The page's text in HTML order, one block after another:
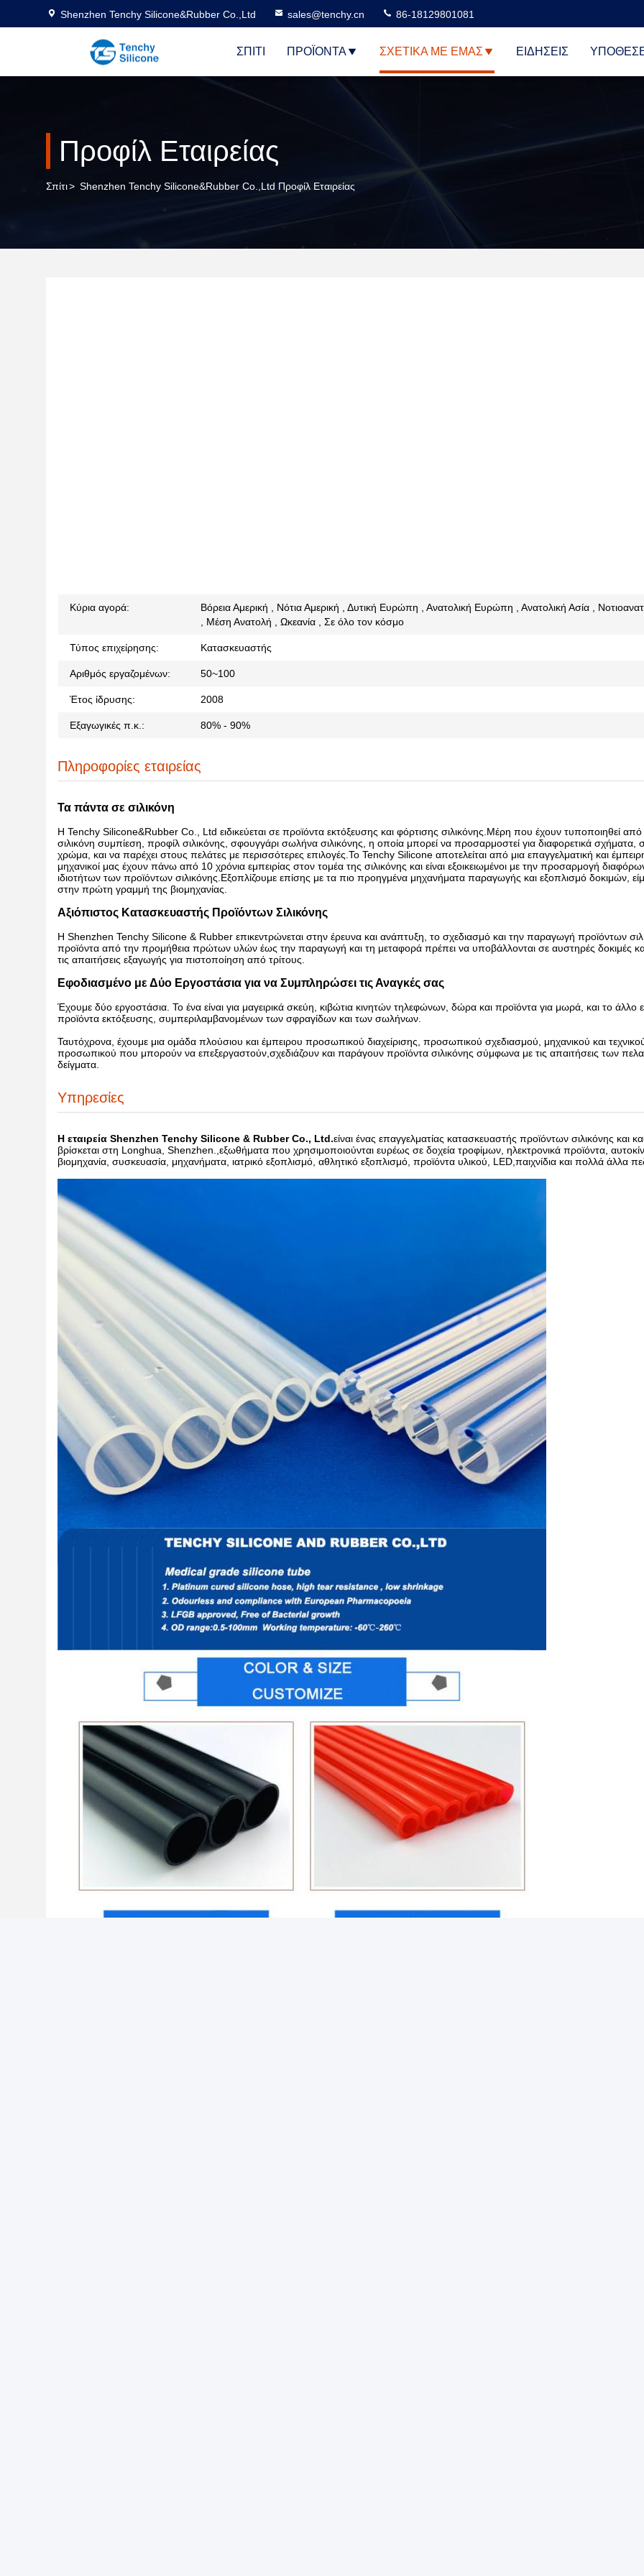
Shenzhen Tenchy Silicone&Rubber Co.,Ltd sales@tenchy.cn 86-18129801081
ΣΠΊΤΙ ΠΡΟΪΌΝΤΑ ΣΧΕΤΙΚΆ ΜΕ ΕΜΆΣ ΕΙΔΉΣΕΙΣ
Προφίλ Εταιρείας
Σπίτι> Shenzhen Tenchy Silicone&Rubber Co.,Ltd Προφίλ Εταιρείας
Κύρια αγορά:
Βόρεια Αμερική , Νότια Αμερική , Δυτική Ευρώπη , Ανατολική Ευρώπη , Ανατολική Ασία ,
, Μέση Ανατολή , Ωκεανία , Σε όλο τον κόσμο
Τύπος επιχείρησης: Κατασκευαστής
Αριθμός εργαζομένων: 50~100
Έτος ίδρυσης: 2008
Εξαγωγικές π.κ.: 80% - 90%
Πληροφορίες εταιρείας
Τα πάντα σε σιλικόνη
Η Tenchy Silicone&Rubber Co., Ltd ειδικεύεται σε προϊόντα εκτόξευσης και φόρτισης σιλικόνης.Μέρη που έχουν τυποποιηθεί από
σιλικόνη συμπίεση, προφίλ σιλικόνης, σφουγγάρι σωλήνα σιλικόνης, η οποία μπορεί να προσαρμοστεί για διαφορετικά σχήματα,
χρώμα, και να παρέχει στους πελάτες με περισσότερες επιλογές.Το Tenchy Silicone αποτελείται από μια επαγγελματική και
μηχανικοί μας έχουν πάνω από 10 χρόνια εμπειρίας στον τομέα της σιλικόνης και είναι εξοικειωμένοι με την προσαρμογή
ιδιοτήτων των προϊόντων σιλικόνης.Εξοπλίζουμε επίσης με τα πιο προηγμένα μηχανήματα παραγωγής και εξοπλισμό δοκιμών,
στην πρώτη γραμμή της βιομηχανίας.
Αξιόπιστος Κατασκευαστής Προϊόντων Σιλικόνης
Η Shenzhen Tenchy Silicone & Rubber επικεντρώνεται στην έρευνα και ανάπτυξη, το σχεδιασμό και την παραγωγή προϊόντων
προϊόντα από την προμήθεια πρώτων υλών έως την παραγωγή και τη μεταφορά πρέπει να υποβάλλονται σε αυστηρές δοκιμές
τις απαιτήσεις εξαγωγής για πιστοποίηση από τρίτους.
Εφοδιασμένο με Δύο Εργοστάσια για να Συμπληρώσει τις Αναγκές σας
Έχουμε δύο εργοστάσια. Το ένα είναι για μαγειρικά σκεύη, κιβώτια κινητών τηλεφώνων, δώρα και προϊόντα για μωρά, και το άλλο
προϊόντα εκτόξευσης, συμπεριλαμβανομένων των σφραγίδων και των σωλήνων.
Ταυτόχρονα, έχουμε μια ομάδα πλούσιου και έμπειρου προσωπικού διαχείρισης, προσωπικού σχεδιασμού, μηχανικού και
προσωπικού που μπορούν να επεξεργαστούν,σχεδιάζουν και παράγουν προϊόντα σιλικόνης σύμφωνα με τις απαιτήσεις των
δείγματα.
Υπηρεσίες
Η εταιρεία Shenzhen Tenchy Silicone & Rubber Co., Ltd.είναι ένας επαγγελματίας κατασκευαστής προϊόντων σιλικόνης και
βρίσκεται στη Longhua, Shenzhen.,εξωθήματα που χρησιμοποιούνται ευρέως σε δοχεία τροφίμων, ηλεκτρονικά προϊόντα,
βιομηχανία, συσκευασία, μηχανήματα, ιατρικό εξοπλισμό, αθλητικό εξοπλισμό, προϊόντα υλικού, LED,παιχνίδια και πολλά άλλα